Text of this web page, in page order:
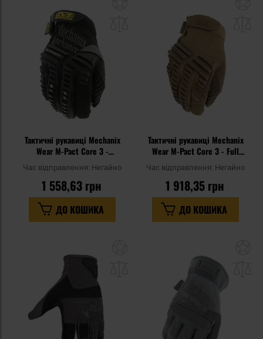
уподобань
Тактичні рукавиці Mechanix
Wear M-Pact Core 3 -
Час відправлення: Негайно
1 558,63 грн
ДО КОШИКА
Тактичні рукавиці Mechanix
Wear M-Pact Core 3 - Full
Час відправлення: Негайно
1 918,35 грн
ДО КОШИКА
уподобань